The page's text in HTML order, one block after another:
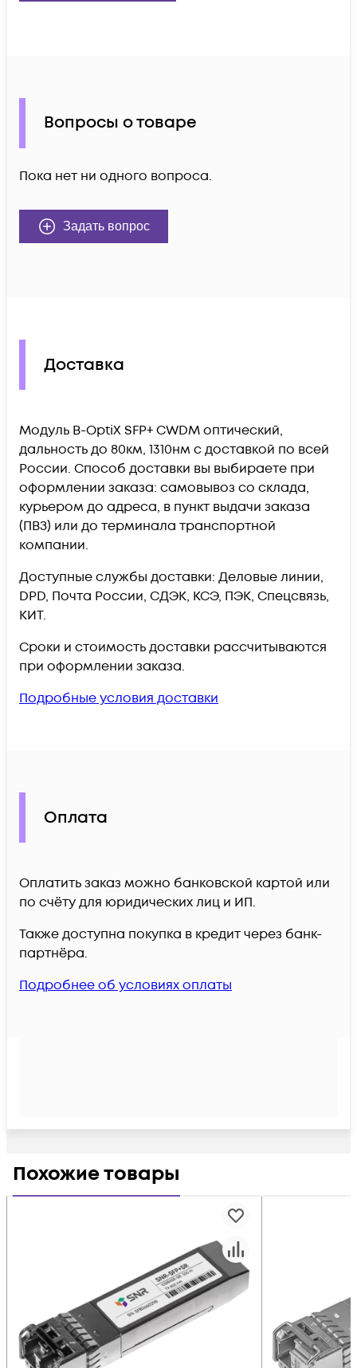
Вопросы о товаре
Пока нет ни одного вопроса.
Задать вопрос
Доставка
Модуль B-OptiX SFP+ CWDM оптический,
дальность до 80км, 1310нм c доставкой по всей
России. Способ доставки вы выбираете при
оформлении заказа: самовывоз со склада,
курьером до адреса, в пункт выдачи заказа
(ПВЗ) или до терминала транспортной
компании.
Доступные службы доставки: Деловые линии,
DPD, Почта России, СДЭК, КСЭ, ПЭК, Спецсвязь,
КИТ.
Сроки и стоимость доставки рассчитываются
при оформлении заказа.
Подробные условия доставки
Оплата
Оплатить заказ можно банковской картой или
по счёту для юридических лиц и ИП.
Также доступна покупка в кредит через банк-
партнёра.
Подробнее об условиях оплаты
Похожие товары